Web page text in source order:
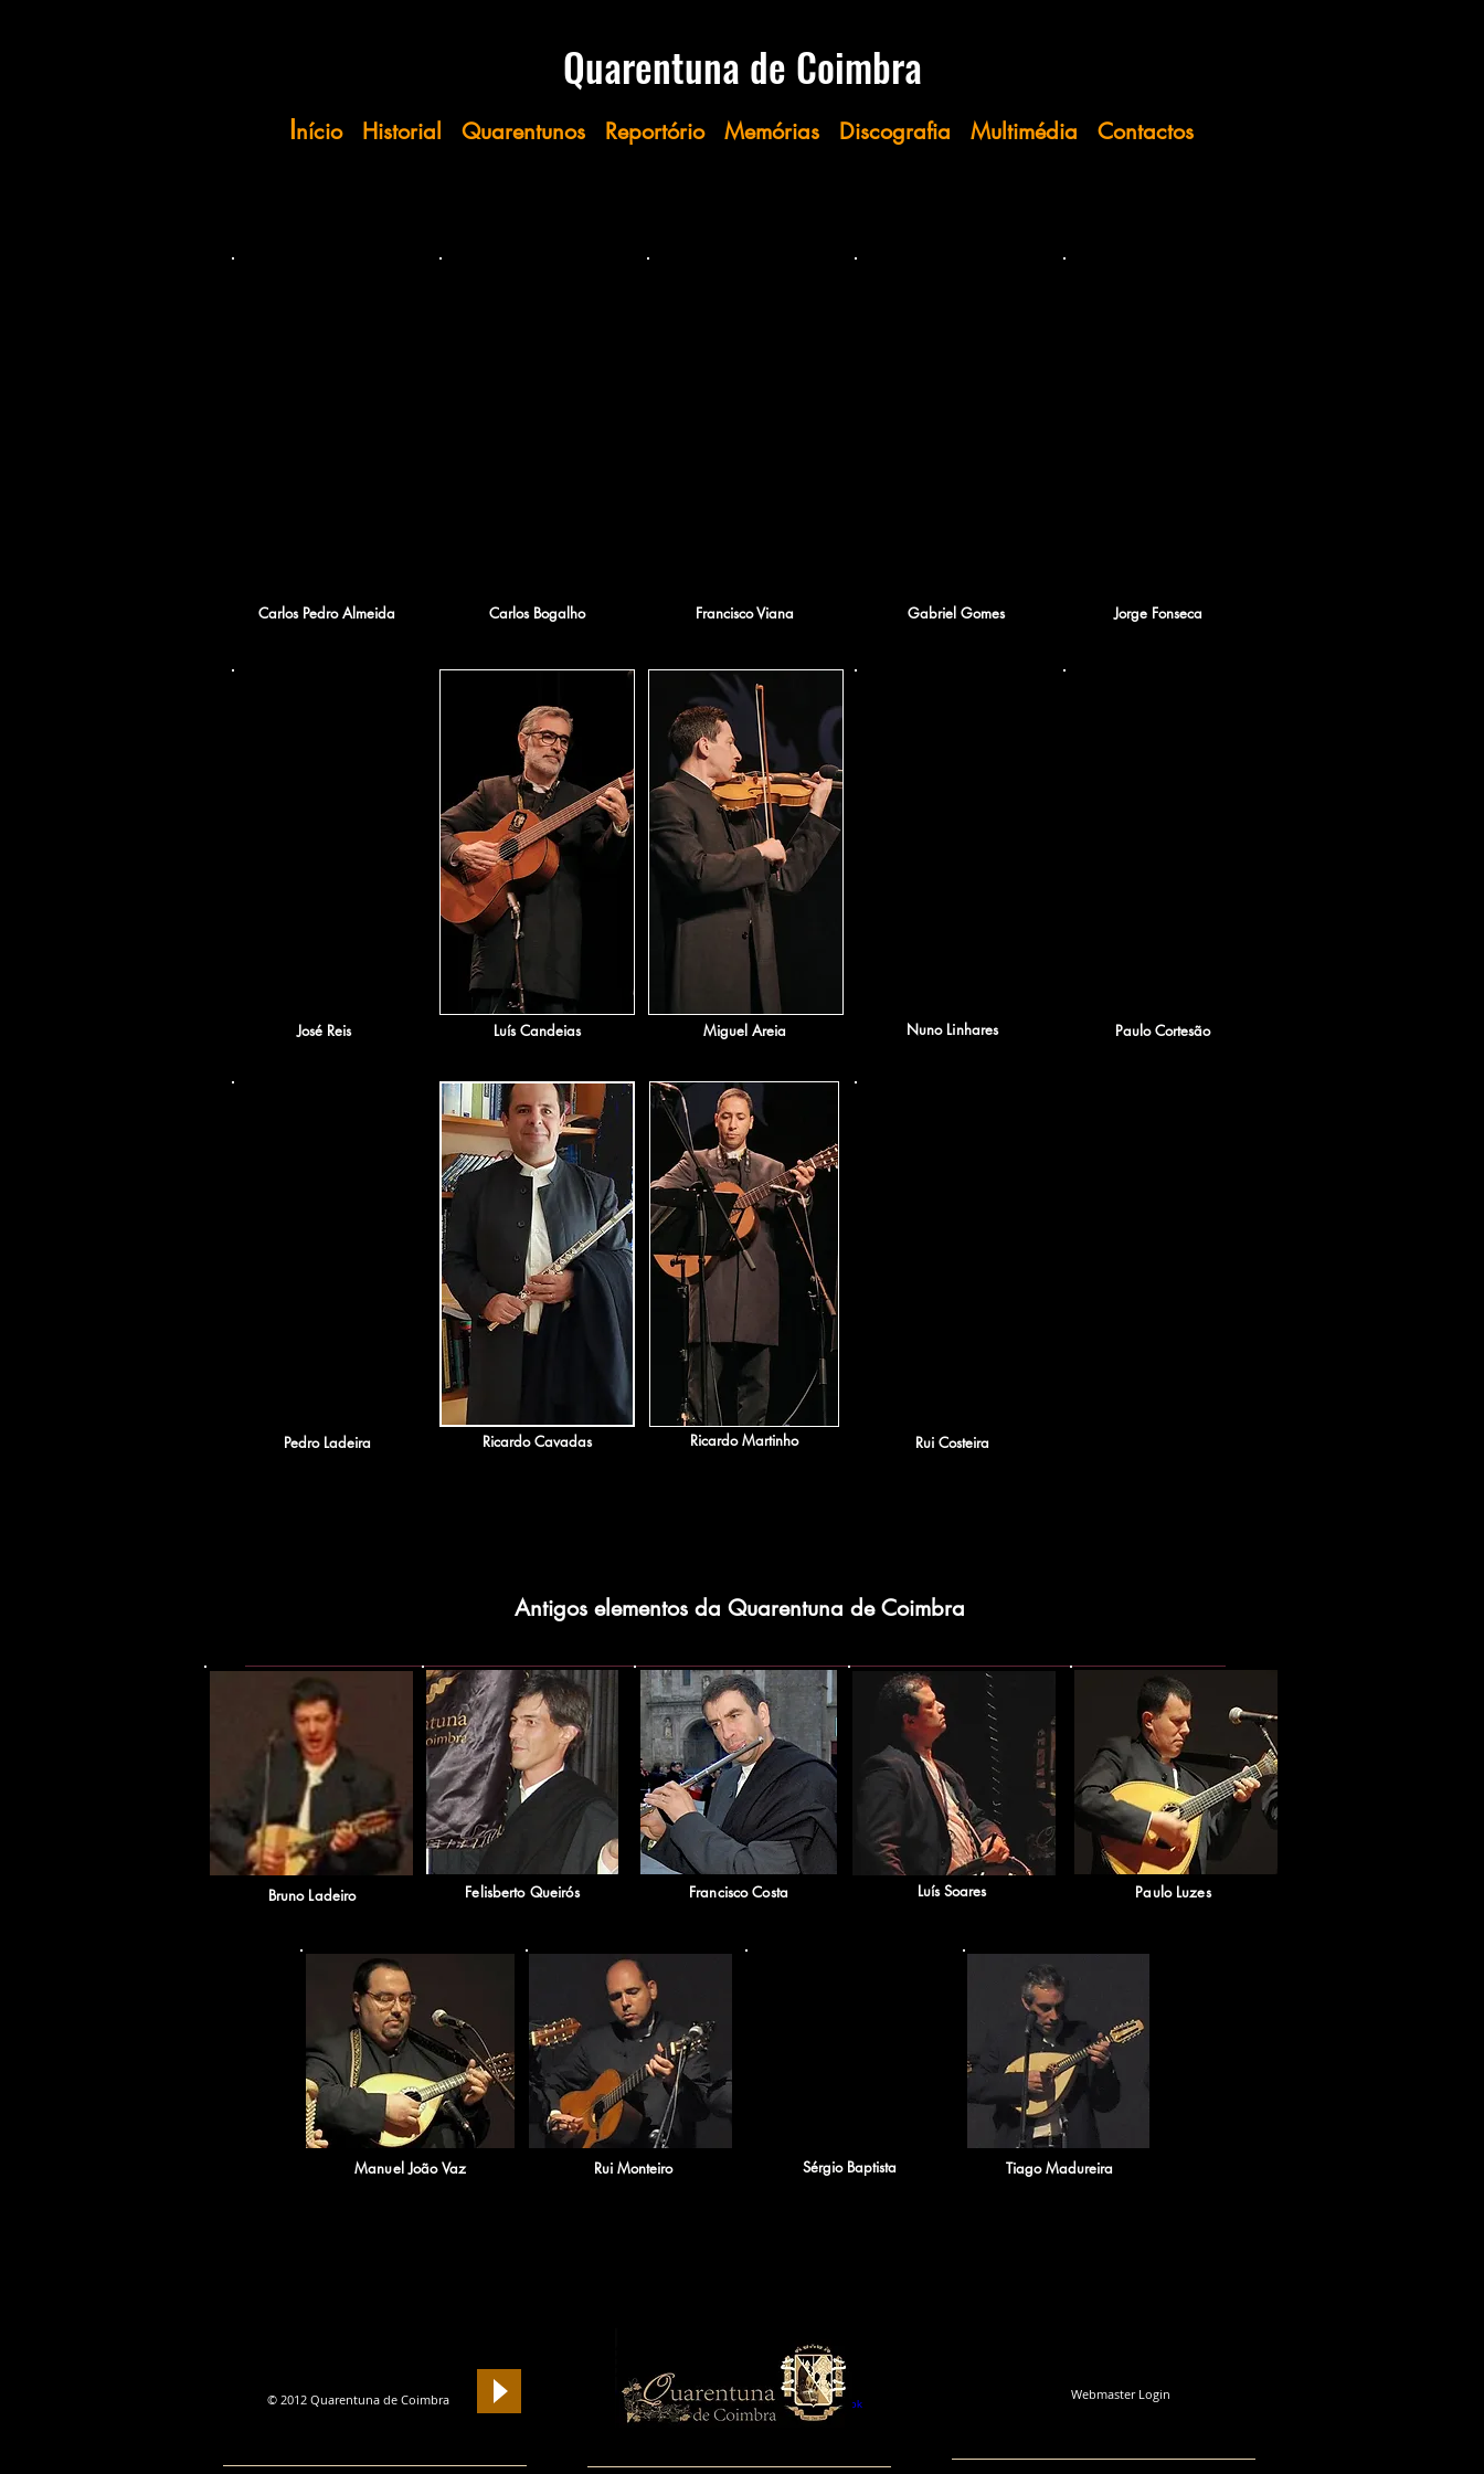
​​​​​Quarentuna de Coimbra​
Início Historial Quarentunos Reportório Memórias Discografia Multimédia Contactos
Carlos Pedro Almeida Carlos Bogalho Francisco Viana Gabriel Gomes Jorge Fonseca
José Reis Luís Candeias Miguel Areia Nuno Linhares Paulo Cortesão
Pedro Ladeira Ricardo Cavadas Ricardo Martinho ​Rui Costeira
Antigos elementos da Quarentuna de Coimbra
Bruno Ladeiro Felisberto Queirós Francisco Costa Luís Soares Paulo Luzes
Manuel João Vaz Rui Monteiro Sérgio Baptista ​Tiago Madureira
© 2012 Quarentuna de Coimbra Siga-nos em Webmaster Login